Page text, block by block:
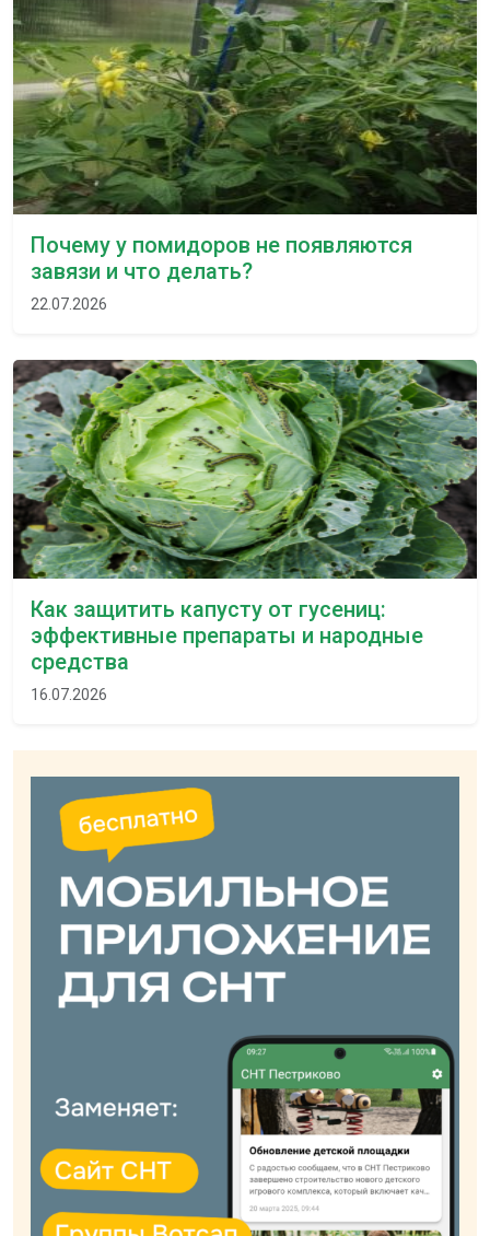
Почему у помидоров не появляются
завязи и что делать?
22.07.2026
Как защитить капусту от гусениц:
эффективные препараты и народные
средства
16.07.2026